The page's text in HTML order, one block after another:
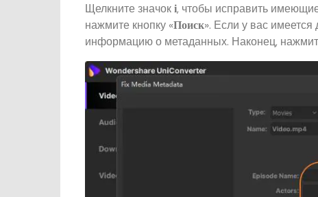
Щелкните значокi, чтобы исправить
нажмите кнопку «Поиск». Если у вас
информацию о метаданных. Наконец,